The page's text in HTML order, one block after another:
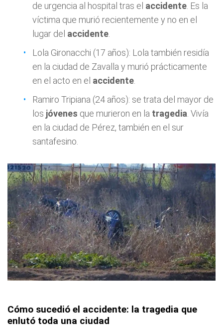
de urgencia al hospital tras el accidente . Es la
víctima que murió recientemente y no en el
lugar del accidente
Lola Gironacchi (17 años): Lola también residía
en la ciudad de Zavalla y murió prácticamente
en el acto en el accidente
Ramiro Tripiana (24 años): se trata del mayor de
los jóvenes que murieron en la tragedia . Vivía
en la ciudad de Pérez, también en el sur
santafesino.
Cómo sucedió el accidente: la tragedia que
enlutó toda una ciudad